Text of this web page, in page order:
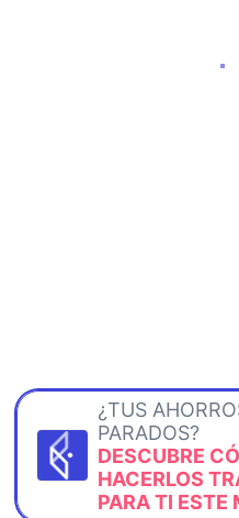
¿TUS
PARADOS?
DESCUBRE
HACERLOS
PARA TI ESTE